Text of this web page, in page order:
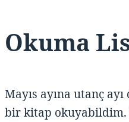
Okuma
Mayıs ayına utanç
bir kitap okuyabildim.